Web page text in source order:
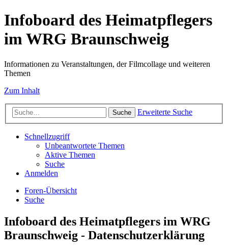
Infoboard des Heimatpflegers
im WRG Braunschweig
Informationen zu Veranstaltungen, der Filmcollage und weiteren
Themen
Zum Inhalt
Suche Erweiterte Suche
Schnellzugriff
Unbeantwortete Themen
Aktive Themen
Suche
Anmelden
Foren-Übersicht
Suche
Infoboard des Heimatpflegers im WRG
Braunschweig - Datenschutzerklärung